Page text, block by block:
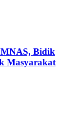
Bidik
Masyarakat